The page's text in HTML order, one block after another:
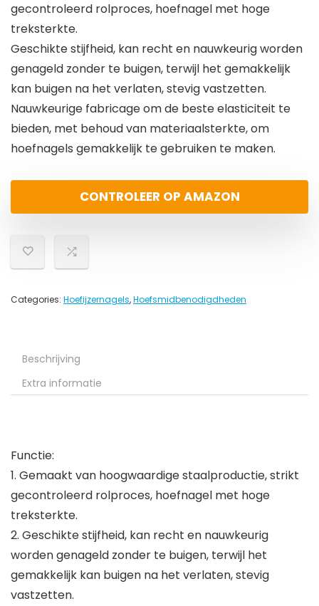
gecontroleerd rolproces, hoefnagel met hoge
treksterkte.
Geschikte stijfheid, kan recht en nauwkeurig worden
genageld zonder te buigen, terwijl het gemakkelijk
kan buigen na het verlaten, stevig vastzetten.
Nauwkeurige fabricage om de beste elasticiteit te
bieden, met behoud van materiaalsterkte, om
hoefnagels gemakkelijk te gebruiken te maken.
CONTROLEER OP AMAZON
Categories: Hoefijzernagels,Hoefsmidbenodigdheden
Beschrijving
Extra informatie
Functie:
1. Gemaakt van hoogwaardige staalproductie, strikt
gecontroleerd rolproces, hoefnagel met hoge
treksterkte.
2. Geschikte stijfheid, kan recht en nauwkeurig
worden genageld zonder te buigen, terwijl het
gemakkelijk kan buigen na het verlaten, stevig
vastzetten.